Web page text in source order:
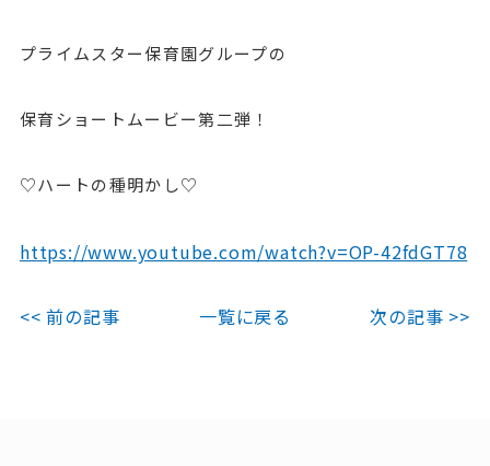
プライムスター保育園グループの
保育ショートムービー第二弾！
♡ハートの種明かし♡
https://www.youtube.com/watch?v=OP-42fdGT78
<< 前の記事 一覧に戻る 次の記事 >>